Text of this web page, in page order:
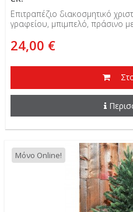
Επιτραπέζιο διακοσμητικό
γραφείου, μπιμπελό, πράσινο
24,00 €
Μόνο Online!